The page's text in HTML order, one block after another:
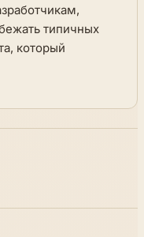
типичных
который